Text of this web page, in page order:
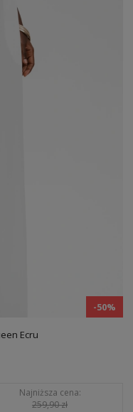
-50%
Ecru
Najniższa cena:
259,90 zł